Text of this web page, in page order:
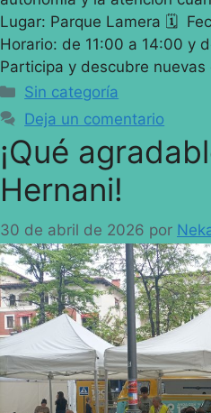
Lugar: Parque Lamera 🗓
Horario: de 11:00 a 14:00 y
Participa y descubre
Sin categoría
Deja un comentario
¡Qué
Hernani!
30 de abril de 2026 por